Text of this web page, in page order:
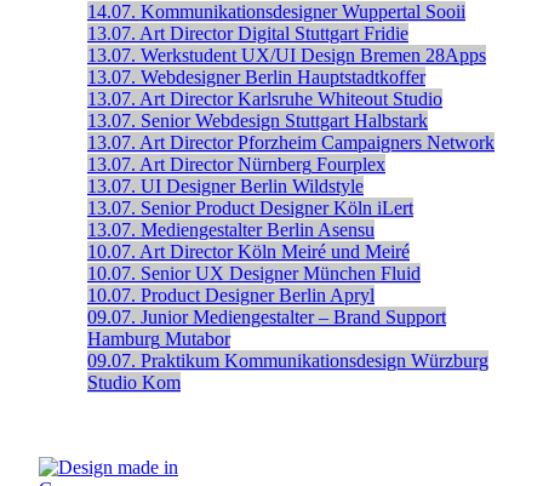
14.07. Kommunikationsdesigner Wuppertal Sooii
13.07. Art Director Digital Stuttgart Fridie
13.07. Werkstudent UX/UI Design Bremen 28Apps
13.07. Webdesigner Berlin Hauptstadtkoffer
13.07. Art Director Karlsruhe Whiteout Studio
13.07. Senior Webdesign Stuttgart Halbstark
13.07. Art Director Pforzheim Campaigners Network
13.07. Art Director Nürnberg Fourplex
13.07. UI Designer Berlin Wildstyle
13.07. Senior Product Designer Köln iLert
13.07. Mediengestalter Berlin Asensu
10.07. Art Director Köln Meiré und Meiré
10.07. Senior UX Designer München Fluid
10.07. Product Designer Berlin Apryl
09.07. Junior Mediengestalter – Brand Support
Hamburg Mutabor
09.07. Praktikum Kommunikationsdesign Würzburg
Studio Kom